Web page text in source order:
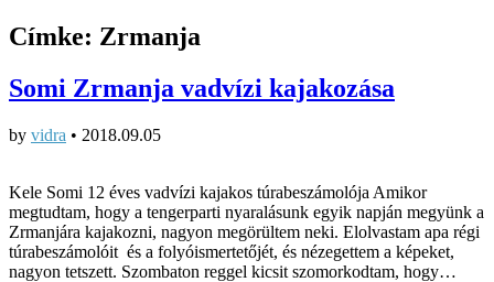
Címke: Zrmanja
Somi Zrmanja vadvízi kajakozása
by vidra • 2018.09.05
Kele Somi 12 éves vadvízi kajakos túrabeszámolója Amikor
megtudtam, hogy a tengerparti nyaralásunk egyik napján megyünk a
Zrmanjára kajakozni, nagyon megörültem neki. Elolvastam apa régi
túrabeszámolóit és a folyóismertetőjét, és nézegettem a képeket,
nagyon tetszett. Szombaton reggel kicsit szomorkodtam, hogy…